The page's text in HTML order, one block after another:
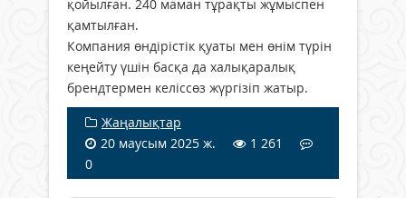
қойылған. 240 маман тұрақты жұмыспен
қамтылған.
Компания өндірістік қуаты мен өнім түрін
кеңейту үшін басқа да халықаралық
брендтермен келіссөз жүргізіп жатыр.
Жаңалықтар
20 маусым 2025 ж.
1 261
0